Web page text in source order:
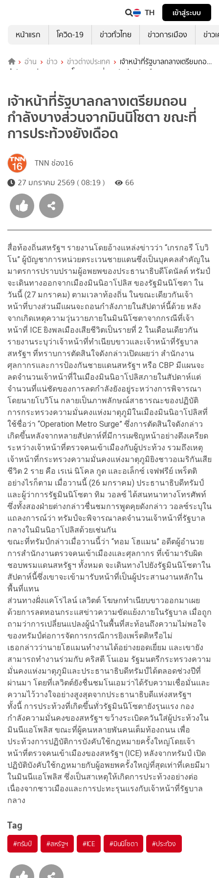
TH
เข้าสู่ระบบ
หน้าแรก
โควิด-19 ข่าวทั่วไทย ข่าวการเมือง ข่าว
อ่าน ข่าว ข่าวต่างประเทศ
เจ้าหน้าที่รัฐบาลกลางเตรียมถอน
กำลังบางส่วนจากมินนิโซตา ขณะที่การประท้วงยังเดือด
เจ้าหน้าที่รัฐบาลกลางเตรียมถอน
กำลังบางส่วนจากมินนิโซตา ขณะที่
การประท้วงยังเดือด
TNN ช่อง16
27 มกราคม 2569 ( 08:19 )
66
สื่อท้องถิ่นสหรัฐฯ รายงานโดยอ้างแหล่งข่าวว่า “เกรกอรี โบวิ
โน” ผู้บัญชาการหน่วยตระเวนชายแดนซึ่งเป็นบุคคลสำคัญใน
มาตรการปราบปรามผู้อพยพของประธานาธิบดีโดนัลด์ ทรัมป์
จะเดินทางออกจากเมืองมินนิอาโปลิส ของรัฐมินนิโซตา ใน
วันนี้ (27 มกราคม) ตามเวลาท้องถิ่น ในขณะเดียวกันเจ้า
หน้าที่บางส่วนมีแผนจะถอนกำลังภายในสัปดาห์นี้ด้วย หลัง
จากเกิดเหตุความวุ่นวายภายในมินนิโซตาจากกรณีที่เจ้า
หน้าที่ ICE ยิงพลเมืองเสียชีวิตเป็นรายที่ 2 ในเดือนเดียวกัน
รายงานระบุว่าเจ้าหน้าที่ทำเนียบขาวและเจ้าหน้าที่รัฐบาล
สหรัฐฯ ที่ทราบการตัดสินใจดังกล่าวเปิดเผยว่า สำนักงาน
ศุลกากรและการป้องกันชายแดนสหรัฐฯ หรือ CBP มีแผนจะ
ลดจำนวนเจ้าหน้าที่ในเมืองมินนิอาโปลิสภายในสัปดาห์แต่
จำนวนที่แน่ชัดของการลดกำลังยังอยู่ระหว่างการพิจารณา
โดยนายโบวิโน กลายเป็นภาพลักษณ์สาธารณะของปฏิบัติ
การกระทรวงความมั่นคงแห่งมาตุภูมิในเมืองมินนิอาโปลิสที่
ใช้ชื่อว่า “Operation Metro Surge” ซึ่งการตัดสินใจดังกล่าว
เกิดขึ้นหลังจากหลายสัปดาห์ที่มีการเผชิญหน้าอย่างตึงเครียด
ระหว่างเจ้าหน้าที่ตรวจคนเข้าเมืองกับผู้ประท้วง รวมถึงเหตุ
เจ้าหน้าที่กระทรวงความมั่นคงแห่งมาตุภูมิยิงชาวอเมริกันเสีย
ชีวิต 2 ราย คือ เรเน่ นิโคล กูด และอเล็กซ์ เจฟฟรีย์ เพร็ตติ
อย่างไรก็ตาม เมื่อวานนี้ (26 มกราคม) ประธานาธิบดีทรัมป์
และผู้ว่าการรัฐมินนิโซตา ทิม วอลซ์ ได้สนทนาทางโทรศัพท์
ซึ่งทั้งสองฝ่ายต่างกล่าวชื่นชมการพูดคุยดังกล่าว วอลซ์ระบุใน
แถลงการณ์ว่า ทรัมป์จะพิจารณาลดจำนวนเจ้าหน้าที่รัฐบาล
กลางในมินนิอาโปลิสด้วยเช่นกัน
ขณะที่ทรัมป์กล่าวเมื่อวานนี้ว่า “ทอม โฮแมน” อดีตผู้อำนวย
การสำนักงานตรวจคนเข้าเมืองและศุลกากร ที่เข้ามารับผิด
ชอบพรมแดนสหรัฐฯ ทั้งหมด จะเดินทางไปยังรัฐมินนิโซตาใน
สัปดาห์นี้ซึ่งเขาจะเข้ามารับหน้าที่เป็นผู้ประสานงานหลักใน
พื้นที่แทน
ส่วนทางฝั่งแคโรไลน์ เลวิตต์ โฆษกทำเนียบขาวออกมาเผย
ด้วยการลดทอนกระแสข่าวความขัดแย้งภายในรัฐบาล เมื่อถูก
ถามว่าการเปลี่ยนแปลงผู้นำในพื้นที่สะท้อนถึงความไม่พอใจ
ของทรัมป์ต่อการจัดการกรณีการยิงเพร็ตติหรือไม่
เธอกล่าวว่านายโฮแมนทำงานได้อย่างยอดเยี่ยม และเขายัง
สามารถทำงานร่วมกับ คริสตี โนเอม รัฐมนตรีกระทรวงความ
มั่นคงแห่งมาตุภูมิและประธานาธิบดีทรัมป์ได้ตลอดช่วงปีที่
ผ่านมา โดยที่เลวิตต์ยังชื่นชมโนเอมว่าได้รับความเชื่อมั่นและ
ความไว้วางใจอย่างสูงสุดจากประธานาธิบดีแห่งสหรัฐฯ
ทั้งนี้ การประท้วงที่เกิดขึ้นทั่วรัฐมินนิโซตายังรุนแรง กอง
กำลังความมั่นคงของสหรัฐฯ ขว้างระเบิดควันใส่ผู้ประท้วงใน
มินนีแอโพลิส ขณะที่ผู้คนหลายพันคนเต็มท้องถนน เพื่อ
ประท้วงการปฏิบัติการบังคับใช้กฎหมายครั้งใหญ่โดยเจ้า
หน้าที่ตรวจคนเข้าเมืองของสหรัฐฯ (ICE) หลังจากทรัมป์ เปิด
ปฏิบัติบังคับใช้กฎหมายกับผู้อพยพครั้งใหญ่ที่สุดเท่าที่เคยมีมา
ในมินนีแอโพลิส ซึ่งเป็นสาเหตุให้เกิดการประท้วงอย่างต่อ
เนื่องจากชาวเมืองและการปะทะรุนแรงกับเจ้าหน้าที่รัฐบาล
กลาง
Tag
#ทรัมป์ #สหรัฐฯ #ICE #มินนิโซตา #ประท้วง